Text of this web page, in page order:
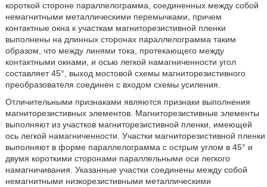
короткой стороне параллелограмма, соединенных между собой
немагнитными металлическими перемычками, причем
контактные окна к участкам магниторезистивной пленки
выполнены на длинных сторонах параллелограмма таким
образом, что между линями тока, протекающего между
контактными окнами, и осью легкой намагниченности угол
составляет 45°, выход мостовой схемы магниторезистивного
преобразователя соединен с входом схемы усиления.
Отличительными признаками являются признаки выполнения
магниторезистивных элементов. Магниторезистивные элементы
выполняют из участков магниторезистивной пленки, имеющей
ось легкой намагниченности. Участки магниторезистивной пленки
выполняют в форме параллелограмма с острым углом в 45° и
двумя короткими сторонами параллельными оси легкого
намагничивания. Указанные участки соединены между собой
немагнитными низкорезистивными металлическими